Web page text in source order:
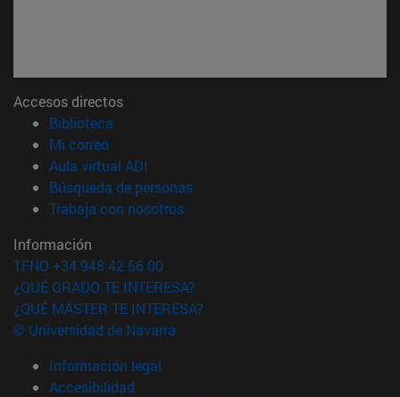
Accesos directos
Biblioteca
Mi correo(abre en nueva ventana)
Aula virtual ADI
Búsqueda de personas(abre en nueva ventana)
Trabaja con nosotros(abre en nueva ventana)
Información
TFNO +34 948 42 56 00
¿QUÉ GRADO TE INTERESA?
¿QUÉ MÁSTER TE INTERESA?
© Universidad de Navarra
Información legal
Accesibilidad